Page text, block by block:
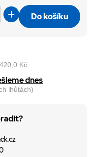
Do košíku
Kč
dnes
lhůtách)